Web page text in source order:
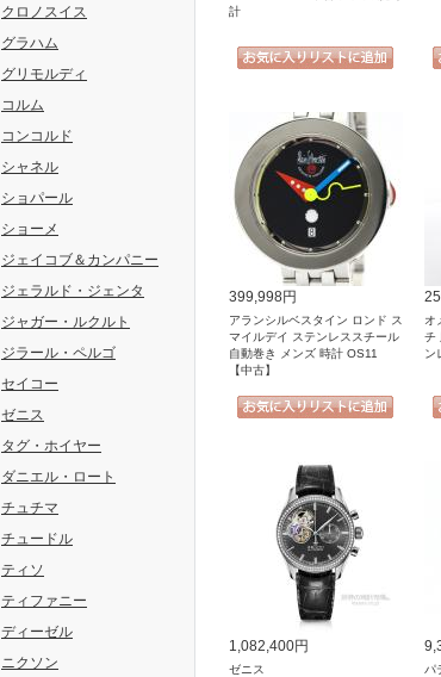
計
399,998円
アランシルベスタイン ロンド ス
マイルデイ ステンレススチール
自動巻き メンズ 時計 OS11
【中古】
オ
チ
ン
1,082,400円
ゼニス
パ
クロノスイス
グラハム
グリモルディ
コルム
コンコルド
シャネル
ショパール
ショーメ
ジェイコブ＆カンパニー
ジェラルド・ジェンタ
ジャガー・ルクルト
ジラール・ペルゴ
セイコー
ゼニス
タグ・ホイヤー
ダニエル・ロート
チュチマ
チュードル
ティソ
ティファニー
ディーゼル
ニクソン